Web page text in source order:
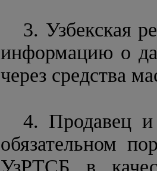
3. Узбекская
информацию о
через средства
4. Продавец и
обязательном
УзРТСБ в